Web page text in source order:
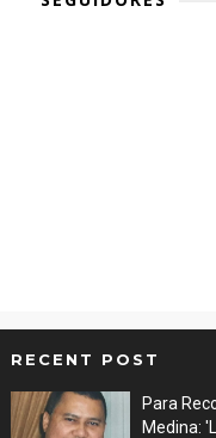
RECENT POST
Para
Medina: